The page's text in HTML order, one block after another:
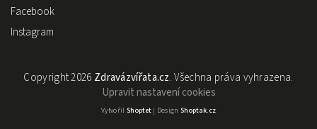
Facebook
Instagram
Copyright 2026 Zdravázvířata.cz. Všechna práva vyhrazena.
Upravit nastavení cookies
Vytvořil Shoptet| Design Shoptak.cz